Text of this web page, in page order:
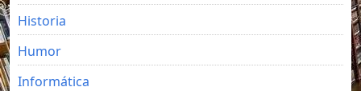
Historia
Humor
Informática